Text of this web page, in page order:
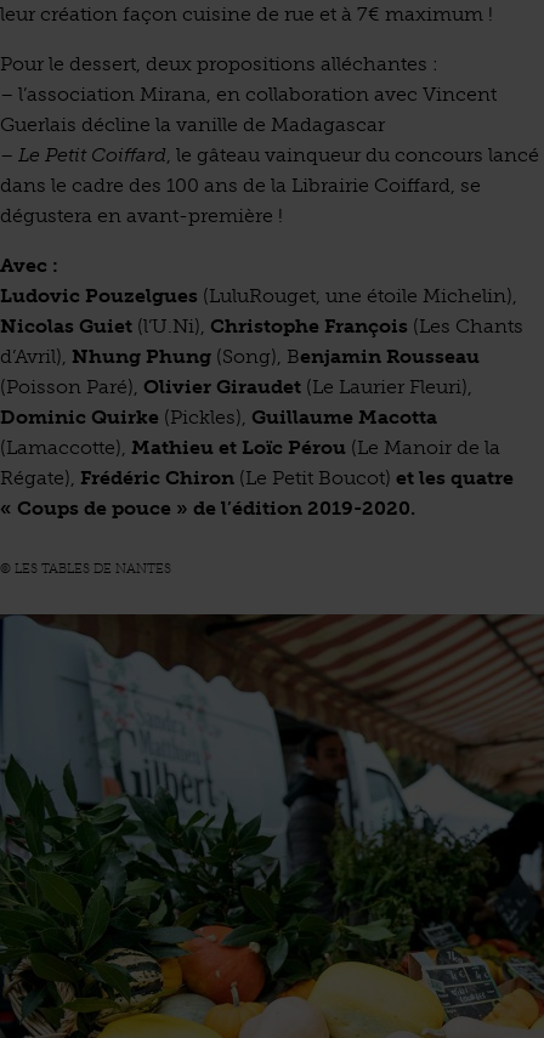
leur création façon cuisine de rue et à 7€ maximum !
Pour le dessert, deux propositions alléchantes :
– l’association Mirana, en collaboration avec Vincent
Guerlais décline la vanille de Madagascar
– Le Petit Coiffard, le gâteau vainqueur du concours lancé
dans le cadre des 100 ans de la Librairie Coiffard, se
dégustera en avant-première !
Avec :
Ludovic Pouzelgues (LuluRouget, une étoile Michelin),
Nicolas Guiet (l’U.Ni), Christophe François (Les Chants
d’Avril), Nhung Phung (Song), Benjamin Rousseau
(Poisson Paré), Olivier Giraudet (Le Laurier Fleuri),
Dominic Quirke (Pickles), Guillaume Macotta
(Lamaccotte), Mathieu et Loïc Pérou (Le Manoir de la
Régate), Frédéric Chiron (Le Petit Boucot) et les quatre
« Coups de pouce » de l’édition 2019-2020.
© LES TABLES DE NANTES